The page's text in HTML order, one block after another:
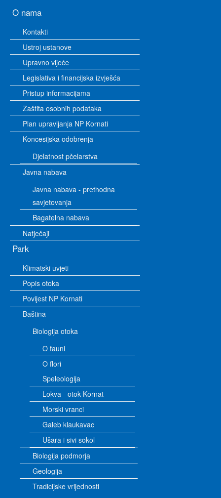
O nama
Kontakti
Ustroj ustanove
Upravno vijeće
Legislativa i financijska izvješća
Pristup informacijama
Zaštita osobnih podataka
Plan upravljanja NP Kornati
Koncesijska odobrenja
Djelatnost pčelarstva
Javna nabava
Javna nabava - prethodna
savjetovanja
Bagatelna nabava
Natječaji
Park
Klimatski uvjeti
Popis otoka
Povijest NP Kornati
Baština
Biologija otoka
O fauni
O flori
Speleologija
Lokva - otok Kornat
Morski vranci
Galeb klaukavac
Ušara i sivi sokol
Biologija podmorja
Geologija
Tradicijske vrijednosti